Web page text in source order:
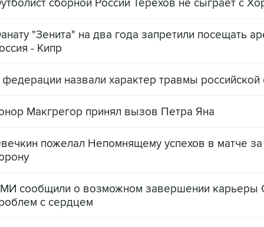
сборной России Терехов не сыграет с
"Зенита" на два года запретили посещать
- Кипр
назвали характер травмы российской
Макгрегор принял вызов Петра Яна
пожелал Непомнящему успехов в матче
сообщили о возможном завершении карьеры
с сердцем